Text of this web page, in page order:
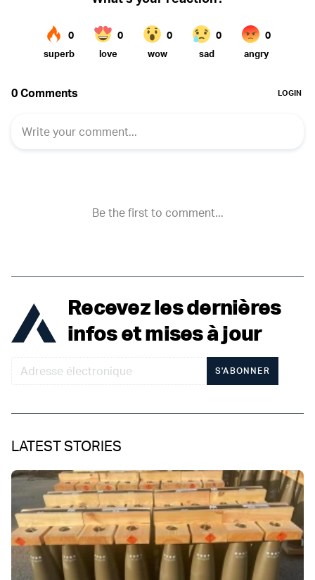
Recevez les dernières
infos et mises à jour
S'ABONNER
LATEST STORIES